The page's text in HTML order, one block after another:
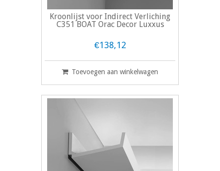
Kroonlijst voor Indirect Verliching
C351 BOAT Orac Decor Luxxus
€138,12
Toevoegen aan winkelwagen